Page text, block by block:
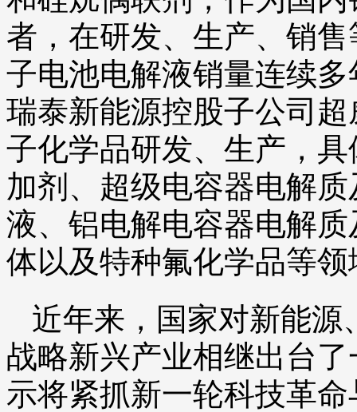
者，在研发、生产、销
子电池电解液销量连续
瑞泰新能源控股子公司
子化学品研发、生产，
加剂、超级电容器电解
液、铝电解电容器电解
体以及特种氟化学品等领
近年来，国家对新能源
战略新兴产业相继出台
示将紧抓新一轮科技革